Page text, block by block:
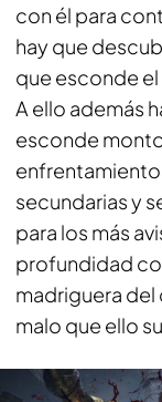
con él para
hay que
que esconde
A ello además
esconde
secundarias y
para los más
profundidad
madriguera
malo que ello